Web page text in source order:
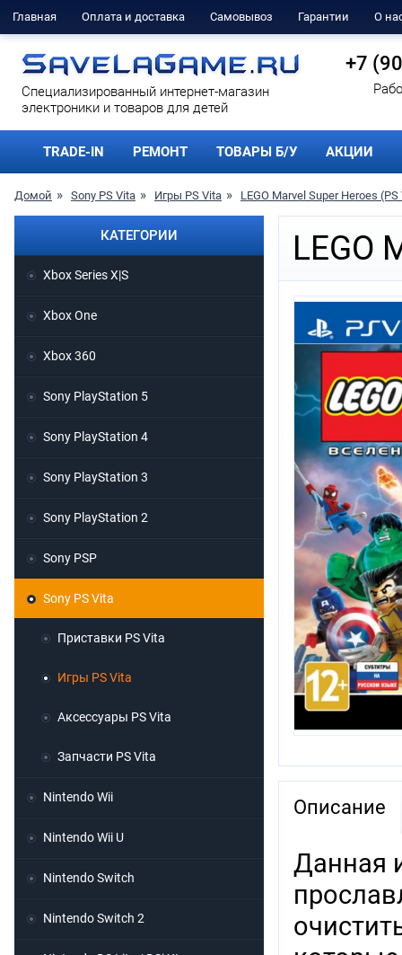
Главная Оплата и доставка Самовывоз Гарантии О
Cпециализированный интернет-магазин
электроники и товаров для детей
+7
TRADE-IN РЕМОНТ ТОВАРЫ Б/У АКЦИИ
Домой Sony PS Vita Игры PS Vita LEGO Marvel Super Heroes
LEGO
Описание
Данная
КАТЕГОРИИ
Xbox Series X|S
Xbox One
Xbox 360
Sony PlayStation 5
Sony PlayStation 4
Sony PlayStation 3
Sony PlayStation 2
Sony PSP
Sony PS Vita
Приставки PS Vita
Игры PS Vita
Аксессуары PS Vita
Запчасти PS Vita
Nintendo Wii
Nintendo Wii U
Nintendo Switch
Nintendo Switch 2